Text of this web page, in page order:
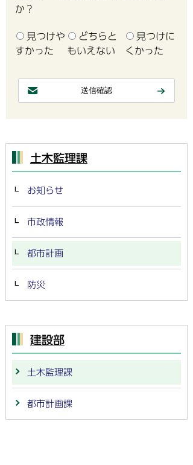
か？
見つけや
すかった
どちらと
もいえない
見つけに
くかった
土木監理課
お知らせ
市政情報
都市計画
防災
建設部
土木監理課
都市計画課